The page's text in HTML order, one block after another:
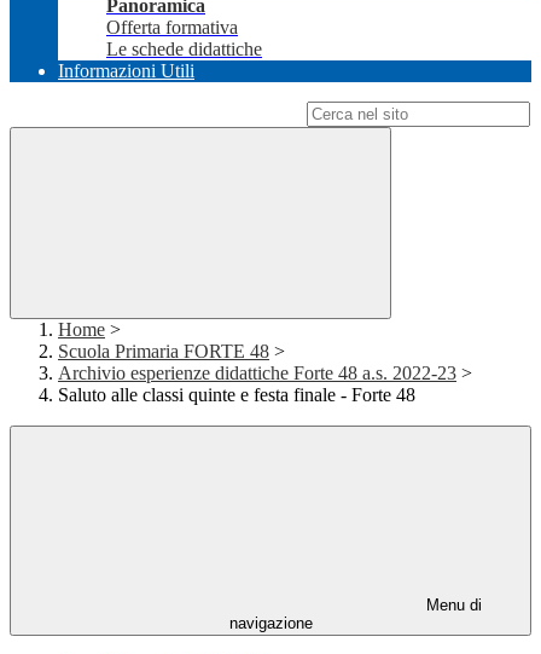
Panoramica
Offerta formativa
Le schede didattiche
Informazioni Utili
Home >
Scuola Primaria FORTE 48 >
Archivio esperienze didattiche Forte 48 a.s. 2022-23 >
Saluto alle classi quinte e festa finale - Forte 48
Menu di
navigazione